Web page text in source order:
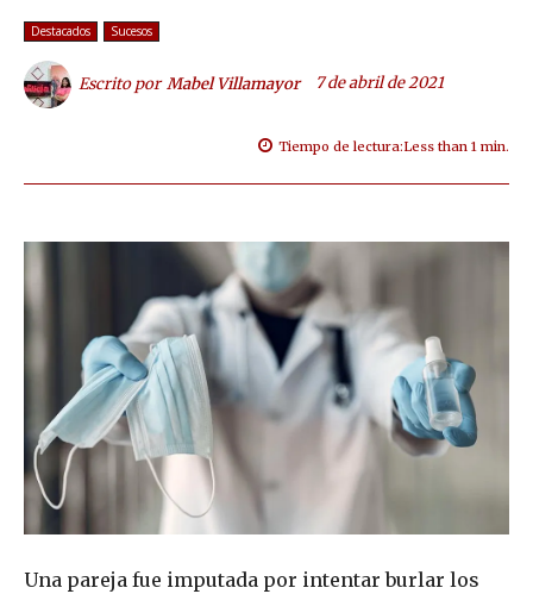
Destacados Sucesos
Escrito por Mabel Villamayor 7 de abril de 2021
Tiempo de lectura:Less than 1 min.
Una pareja fue imputada por intentar burlar los